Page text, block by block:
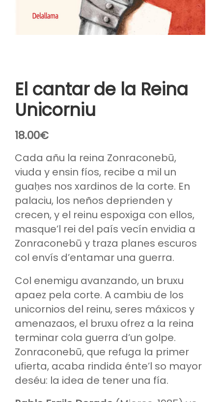
El cantar de la Reina
Unicorniu
18.00€
Cada añu la reina Zonraconebū,
viuda y ensin fíos, recibe a mil un
guaḥes nos xardinos de la corte. En
palaciu, los neños deprienden y
crecen, y el reinu espoxiga con ellos,
masque’l rei del país vecín envidia a
Zonraconebū y traza planes escuros
col envís d’entamar una guerra.
Col enemigu avanzando, un bruxu
apaez pela corte. A cambiu de los
unicornios del reinu, seres máxicos y
amenazaos, el bruxu ofrez a la reina
terminar cola guerra d’un golpe.
Zonraconebū, que refuga la primer
ufierta, acaba rindida énte’l so mayor
deséu: la idea de tener una fía.